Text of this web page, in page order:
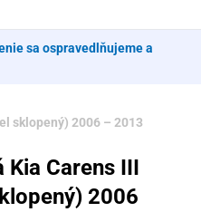
sa ospravedlňujeme a
sklopený) 2006 – 2013
Carens III
2006